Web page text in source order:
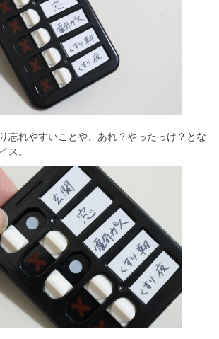
忘れやすいことや、あれ？やったっけ？とな
ス。